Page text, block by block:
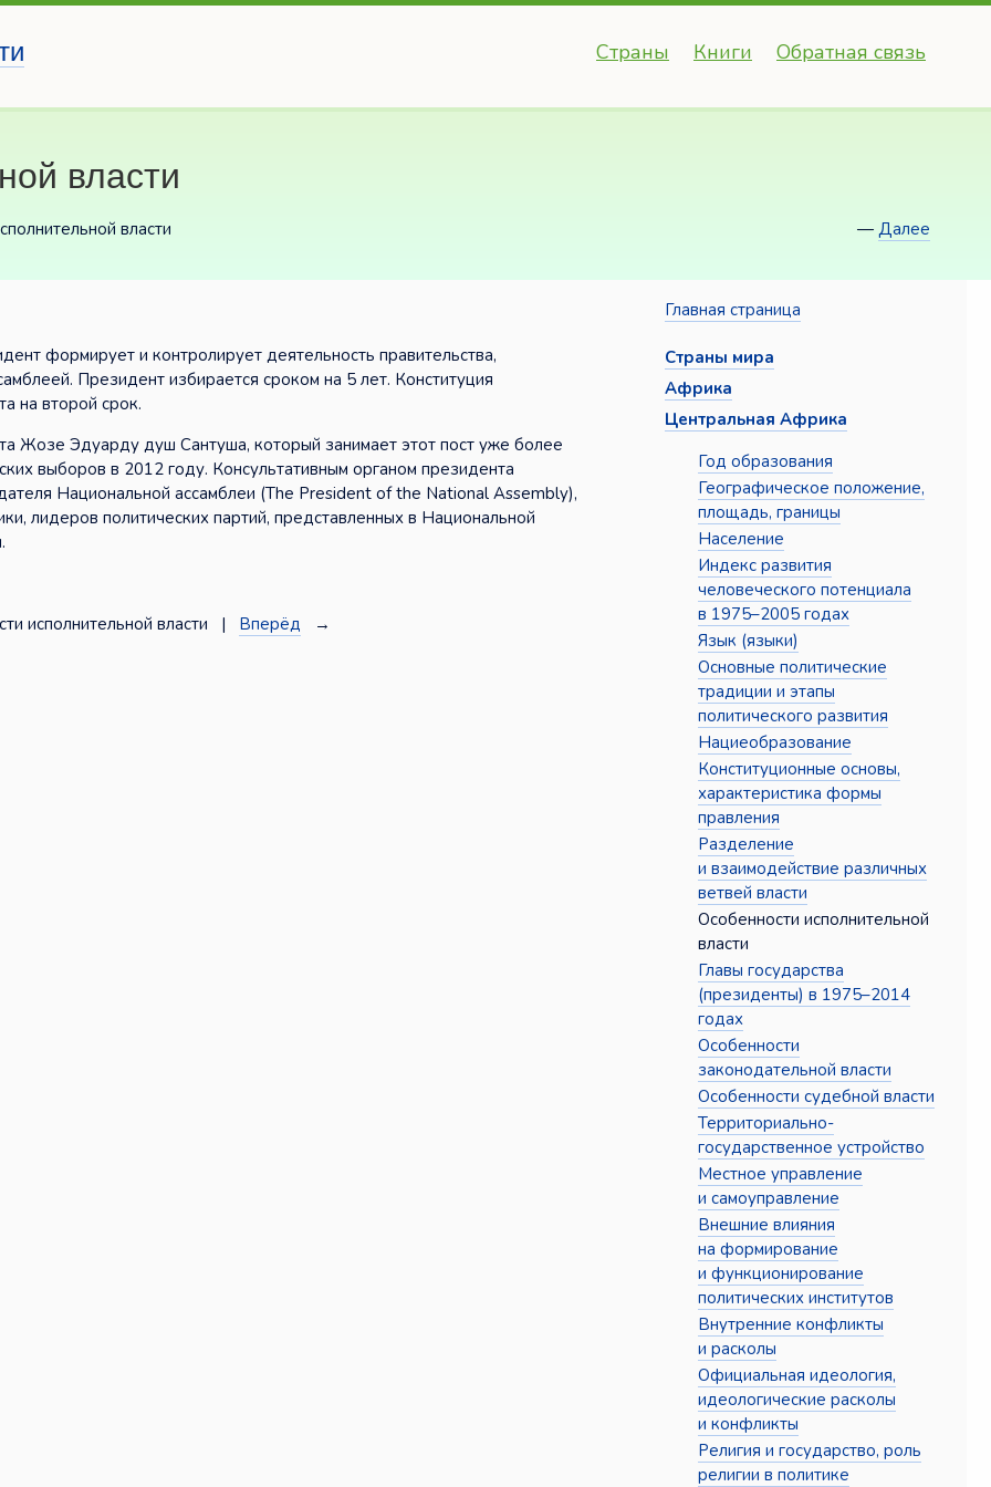
Страны Книги Обратная связь
власти
власти — Далее
формирует и контролирует деятельность правительства,
Президент избирается сроком на 5 лет. Конституция
на второй срок.
Жозе Эдуарду душ Сантуша, который занимает этот пост уже более
выборов в 2012 году. Консультативным органом президента
Национальной ассамблеи (The President of the National Assembly),
лидеров политических партий, представленных в Национальной
исполнительной власти | Вперёд →
Главная страница
Страны мира
Африка
Центральная Африка
Год образования
Географическое положение,
площадь, границы
Население
Индекс развития
человеческого потенциала
в 1975–2005 годах
Язык (языки)
Основные политические
традиции и этапы
политического развития
Нациеобразование
Конституционные основы,
характеристика формы
правления
Разделение
и взаимодействие различных
ветвей власти
Особенности исполнительной
власти
Главы государства
(президенты) в 1975–2014
годах
Особенности
законодательной власти
Особенности судебной власти
Территориально-
государственное устройство
Местное управление
и самоуправление
Внешние влияния
на формирование
и функционирование
политических институтов
Внутренние конфликты
и расколы
Официальная идеология,
идеологические расколы
и конфликты
Религия и государство, роль
религии в политике